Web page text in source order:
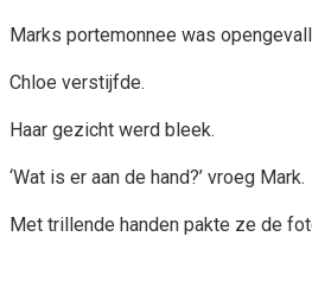
Marks portemonnee was
Chloe verstijfde.
Haar gezicht werd bleek.
‘Wat is er aan de hand?’ vroeg Mark.
Met trillende handen pakte ze de